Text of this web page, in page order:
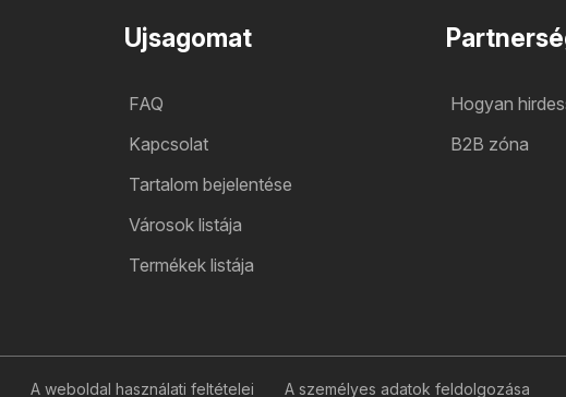
Ujsagomat
FAQ
Kapcsolat
Tartalom bejelentése
Városok listája
Termékek listája
Hogyan
B2B zóna
A weboldal használati feltételei A személyes adatok feldolgozása